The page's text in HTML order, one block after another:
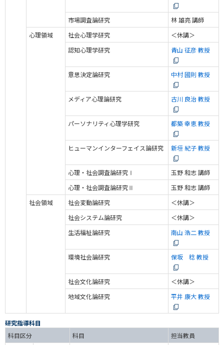
市場調査論研究
林 雄亮 講師
心理領域
社会心理学研究
＜休講＞
認知心理学研究
青山 征彦 教授
意思決定論研究 中村 國則 教授
メディア心理論研究 古川 良治 教授
パーソナリティ心理学研究 都築 幸恵 教授
ヒューマンインターフェイス論研究 新垣 紀子 教授
心理・社会調査論研究Ⅰ
玉野 和志 講師
心理・社会調査論研究Ⅱ
玉野 和志 講師
社会領域
社会変動論研究
＜休講＞
社会システム論研究
＜休講＞
生活福祉論研究
南山 浩二 教授
環境社会論研究 保坂 稔 教授
社会文化論研究
＜休講＞
地域文化論研究
平井 康大 教授
研究指導科目
科目区分
科目
担当教員